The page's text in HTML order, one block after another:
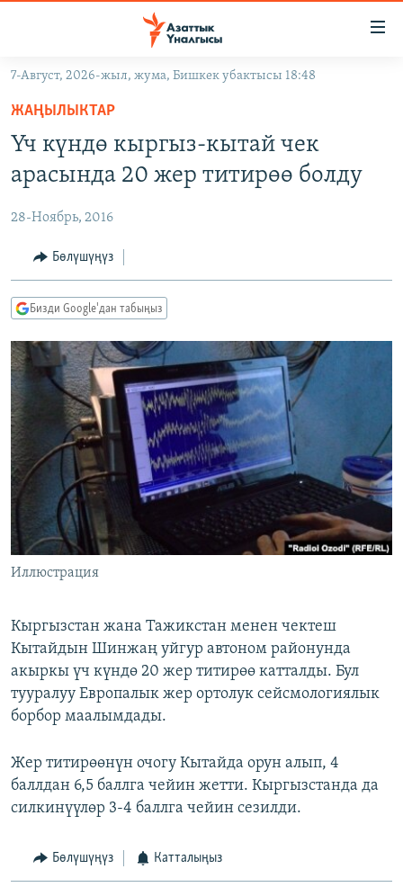
Навигацияга
өтүңүз
Издөөгө
салыңызКЫРГЫЗСТАН
ЭКОНОМИКА
МАДАНИЯТ
ДҮЙНӨ
БОРБОР АЗИЯ
УКРАИНА
АТАЙЫН ИЛИКТӨӨ
ТВ ПРОГРАММАЛАР
ЭКСПЕРТТЕР ТАЛДАЙТ
БИЗ ЖАНА ДҮЙНӨ
ДАНИСТЕ
ЭЖЕ-СИҢДИЛЕР
АЗАТТЫК+
ЫҢГАЙСЫЗ СУРООЛОР
ӨЗГӨЧӨ ПИКИР
Русский
ОНЛАЙН ШЕРИНЕ
ЭЕ/АРнун бардык сайттары
7-Август, 2026-жыл, жума, Бишкек убактысы 18:48
ЖАҢЫЛЫКТАР
Үч күндө кыргыз-кытай чек
арасында 20 жер титирөө болду
28-Ноябрь, 2016
Бөлүшүңүз
Бизди Google'дан табыңыз
Иллюстрация
Кыргызстан жана Тажикстан менен чектеш
Кытайдын Шинжаң уйгур автоном районунда
акыркы үч күндө 20 жер титирөө катталды. Бул
тууралуу Европалык жер ортолук сейсмологиялык
борбор маалымдады.
Жер титирөөнүн очогу Кытайда орун алып, 4
баллдан 6,5 баллга чейин жетти. Кыргызстанда да
силкинүүлөр 3-4 баллга чейин сезилди.
Бөлүшүңүз Катталыңыз